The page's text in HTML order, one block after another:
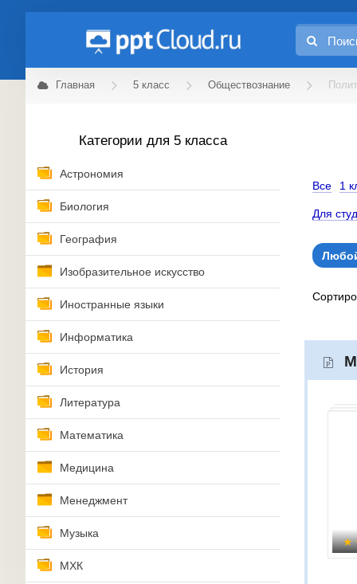
Главная 5 класс Обществознание
Категории для 5 класса
Астрономия
Биология
География
Изобразительное искусство
Иностранные языки
Информатика
История
Литература
Математика
Медицина
Менеджмент
Музыка
МХК
Все 1
Для